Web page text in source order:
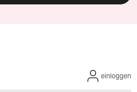
einloggen